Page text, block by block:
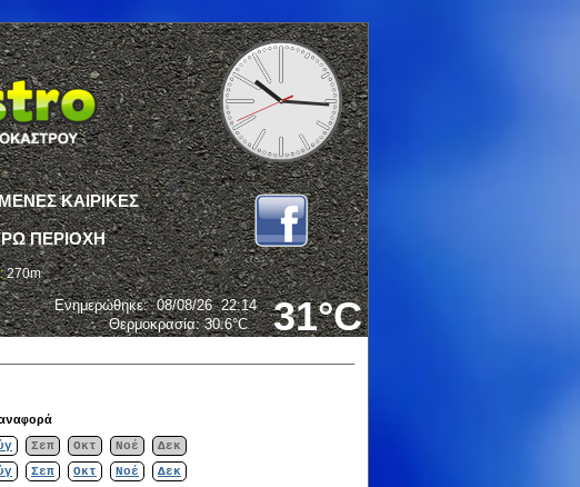
ΚΑΙΡΙΚΕΣ
ΠΕΡΙΟΧΗ
270m
31°C
Ενημερώθηκε:08/08/26 22:14
Θερμοκρασία:30.6°C
Σεπ Οκτ Νοέ
Δεκ
Σεπ Οκτ Νοέ
Δεκ